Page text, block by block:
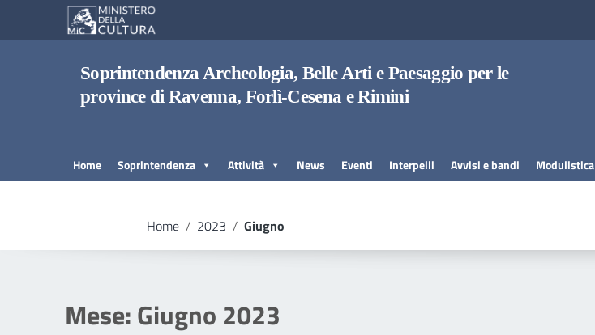
Vai ai contenuti
Vai al menu di navigazione
Vai al footerSoprintendenza Archeologia, Belle Arti e Paesaggio per le
province di Ravenna, Forlì-Cesena e Rimini
Home Soprintendenza Attività News Eventi Interpelli Avvisi e bandi Modulistica
Home / 2023 / Giugno
Mese:Giugno 2023